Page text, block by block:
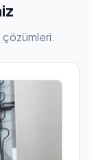
çözümleri.